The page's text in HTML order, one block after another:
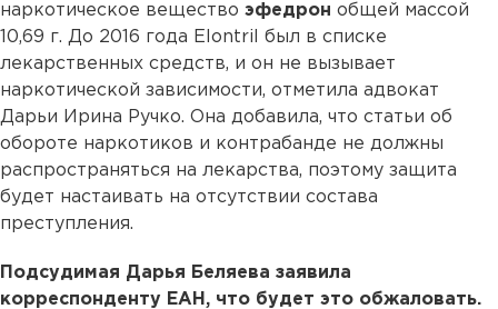
наркотическое вещество эфедрон общей массой
10,69 г. До 2016 года Elontril был в списке
лекарственных средств, и он не вызывает
наркотической зависимости, отметила адвокат
Дарьи Ирина Ручко. Она добавила, что статьи об
обороте наркотиков и контрабанде не должны
распространяться на лекарства, поэтому защита
будет настаивать на отсутствии состава
преступления.
Подсудимая Дарья Беляева заявила
корреспонденту ЕАН, что будет это обжаловать.